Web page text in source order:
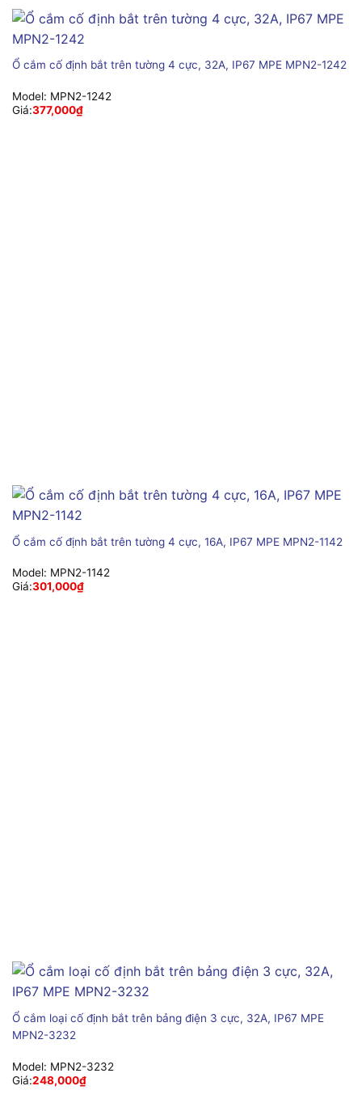
Ổ cắm cố định bắt trên tường 4 cực, 32A, IP67 MPE MPN2-1242
Model: MPN2-1242
Giá:377,000₫
Ổ cắm cố định bắt trên tường 4 cực, 16A, IP67 MPE MPN2-1142
Model: MPN2-1142
Giá:301,000₫
Ổ cắm loại cố định bắt trên bảng điện 3 cực, 32A, IP67 MPE
MPN2-3232
Model: MPN2-3232
Giá:248,000₫